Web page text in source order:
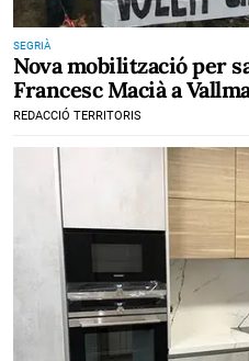
SEGRIÀ
Nova mobilització per
Francesc Macià a
REDACCIÓ TERRITORIS